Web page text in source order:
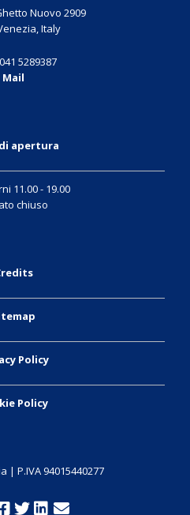
Nuovo 2909
Italy
5289387
Mail
apertura
11.00 - 19.00
chiuso
Policy
Policy
| P.IVA 94015440277